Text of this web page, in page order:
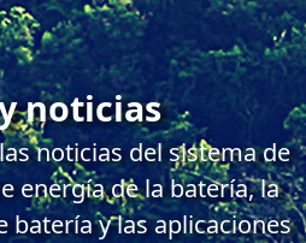
noticias
noticias del sistema de
energía de la batería, la
y las aplicaciones